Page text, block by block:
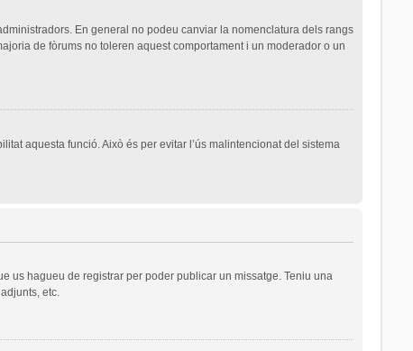
En general no podeu canviar la nomenclatura dels rangs
de fòrums no toleren aquest comportament i un moderador o un
aquesta funció. Això és per evitar l’ús malintencionat del sistema
us hagueu de registrar per poder publicar un missatge. Teniu una
etc.